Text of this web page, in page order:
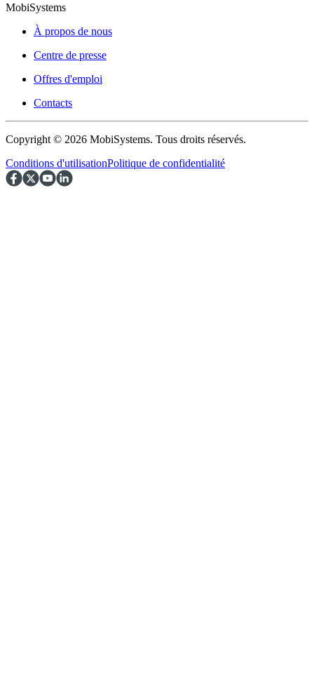
MobiSystems
À propos de nous
Centre de presse
Offres d'emploi
Contacts
Copyright © 2026 MobiSystems. Tous droits réservés.
Conditions d'utilisationPolitique de confidentialité